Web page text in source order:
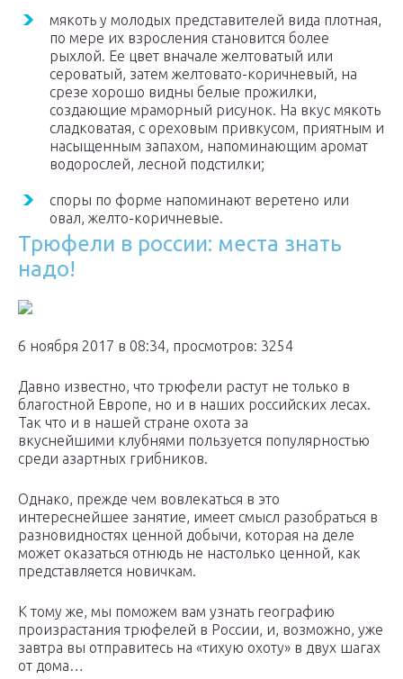
мякоть у молодых представителей вида плотная,
по мере их взросления становится более
рыхлой. Ее цвет вначале желтоватый или
сероватый, затем желтовато-коричневый, на
срезе хорошо видны белые прожилки,
создающие мраморный рисунок. На вкус мякоть
сладковатая, с ореховым привкусом, приятным и
насыщенным запахом, напоминающим аромат
водорослей, лесной подстилки;
споры по форме напоминают веретено или
овал, желто-коричневые.
Трюфели в россии: места знать
надо!
6 ноября 2017 в 08:34, просмотров: 3254
Давно известно, что трюфели растут не только в
благостной Европе, но и в наших российских лесах.
Так что и в нашей стране охота за
вкуснейшими клубнями пользуется популярностью
среди азартных грибников.
Однако, прежде чем вовлекаться в это
интереснейшее занятие, имеет смысл разобраться в
разновидностях ценной добычи, которая на деле
может оказаться отнюдь не настолько ценной, как
представляется новичкам.
К тому же, мы поможем вам узнать географию
произрастания трюфелей в России, и, возможно, уже
завтра вы отправитесь на «тихую охоту» в двух шагах
от дома…